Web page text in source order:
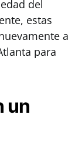
del
estas
a
para
un